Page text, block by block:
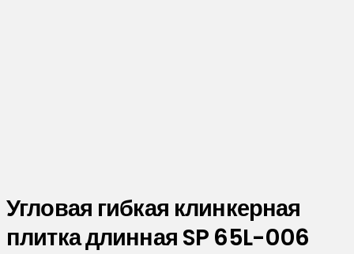
Угловая гибкая клинкерная
плитка длинная SP 65L-006